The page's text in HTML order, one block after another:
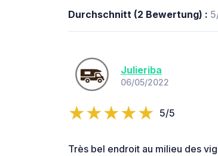
Durchschnitt (2 Bewertung) :
Julieriba
06/05/2022
5/5
Très bel endroit au milieu des